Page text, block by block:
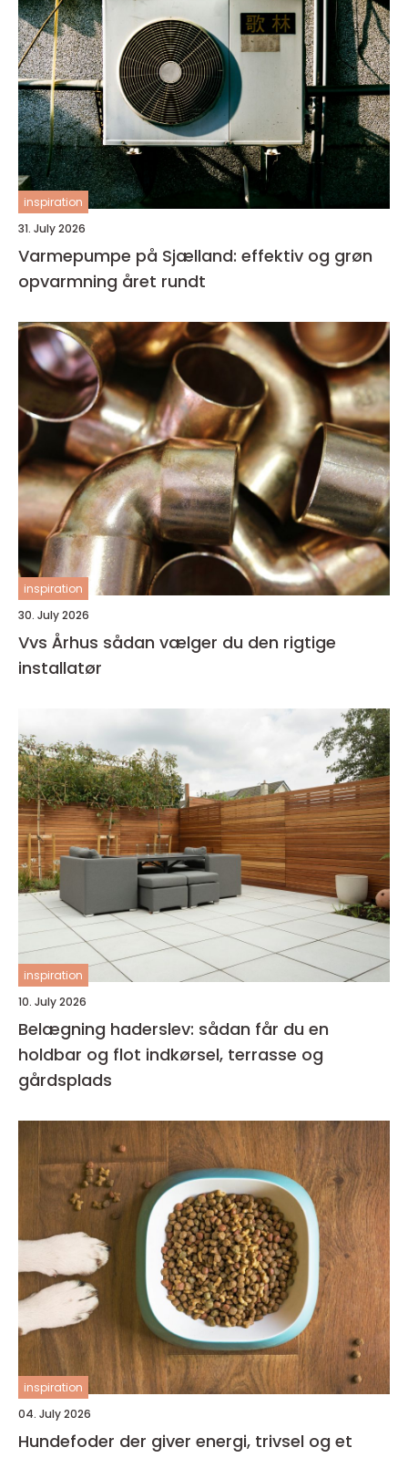
inspiration
31. July 2026
Varmepumpe på Sjælland: effektiv og grøn
opvarmning året rundt
inspiration
30. July 2026
Vvs Århus sådan vælger du den rigtige
installatør
inspiration
10. July 2026
Belægning haderslev: sådan får du en
holdbar og flot indkørsel, terrasse og
gårdsplads
inspiration
04. July 2026
Hundefoder der giver energi, trivsel og et